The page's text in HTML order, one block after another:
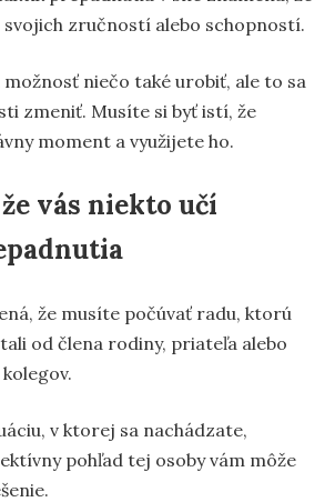
zručností alebo schopností.
niečo také urobiť, ale to sa
zmeniť. Musíte si byť istí, že
moment a využijete ho.
vás niekto učí
že musíte počúvať radu, ktorú
od člena rodiny, priateľa alebo
v ktorej sa nachádzate,
pohľad tej osoby vám môže